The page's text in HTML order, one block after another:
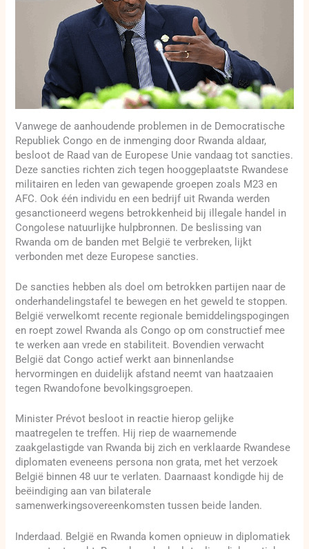
Vanwege de aanhoudende problemen in de Democratische
Republiek Congo en de inmenging door Rwanda aldaar,
besloot de Raad van de Europese Unie vandaag tot sancties.
Deze sancties richten zich tegen hooggeplaatste Rwandese
militairen en leden van gewapende groepen zoals M23 en
AFC. Ook één individu en een bedrijf uit Rwanda werden
gesanctioneerd wegens betrokkenheid bij illegale handel in
Congolese natuurlijke hulpbronnen. De beslissing van
Rwanda om de banden met België te verbreken, lijkt
verbonden met deze Europese sancties.
De sancties hebben als doel om betrokken partijen naar de
onderhandelingstafel te bewegen en het geweld te stoppen.
België verwelkomt recente regionale bemiddelingspogingen
en roept zowel Rwanda als Congo op om constructief mee
te werken aan vrede en stabiliteit. Bovendien verwacht
België dat Congo actief werkt aan binnenlandse
hervormingen en duidelijk afstand neemt van haatzaaien
tegen Rwandofone bevolkingsgroepen.
Minister Prévot besloot in reactie hierop gelijke
maatregelen te treffen. Hij riep de waarnemende
zaakgelastigde van Rwanda bij zich en verklaarde Rwandese
diplomaten eveneens persona non grata, met het verzoek
België binnen 48 uur te verlaten. Daarnaast kondigde hij de
beëindiging aan van bilaterale
samenwerkingsovereenkomsten tussen beide landen.
Inderdaad. België en Rwanda komen opnieuw in diplomatiek